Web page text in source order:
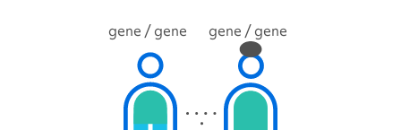
gene / gene gene / gene